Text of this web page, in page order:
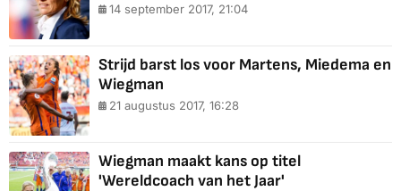
14 september 2017, 21:04
Strijd barst los voor Martens, Miedema en
Wiegman
21 augustus 2017, 16:28
Wiegman maakt kans op titel
'Wereldcoach van het Jaar'